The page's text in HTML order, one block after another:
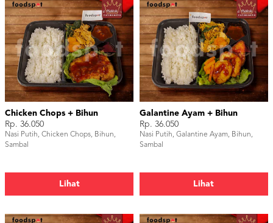
Chicken Chops + Bihun
Rp. 36.050
Nasi Putih, Chicken Chops, Bihun,
Sambal
Lihat
Galantine Ayam + Bihun
Rp. 36.050
Nasi Putih, Galantine Ayam, Bihun,
Sambal
Lihat